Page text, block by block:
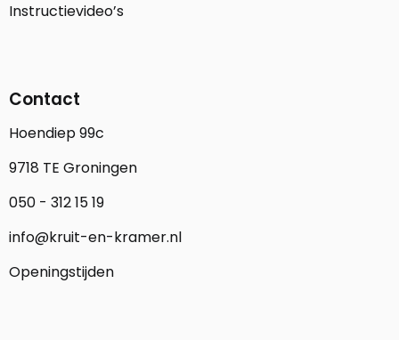
Instructievideo’s
Contact
Hoendiep 99c
9718 TE Groningen
050 - 312 15 19
info@kruit-en-kramer.nl
Openingstijden